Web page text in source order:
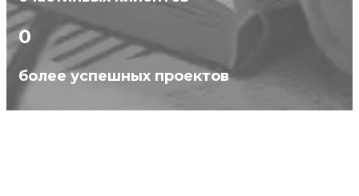
0
более успешных проектов